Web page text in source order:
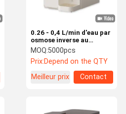
0.26 - 0,4 L/min d'eau par
osmose inverse au
comptoir
MOQ:5000pcs
Prix:Depend on the QTY
Meilleur prix
Contact